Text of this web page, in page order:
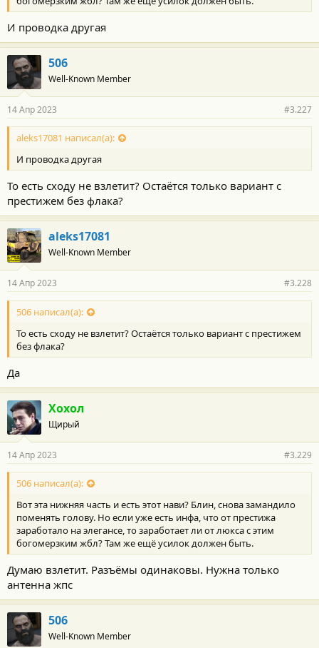
И проводка другая
506
Well-Known Member
14 Апр 2023 #3.227
aleks17081 написал(а):
И проводка другая
То есть сходу не взлетит? Остаётся только вариант с
престижем без флака?
aleks17081
Well-Known Member
14 Апр 2023 #3.228
506 написал(а):
То есть сходу не взлетит? Остаётся только вариант с престижем
без флака?
Да
Хохол
Щирый
14 Апр 2023 #3.229
506 написал(а):
Вот эта нижняя часть и есть этот нави? Блин, снова замандило
поменять голову. Но если уже есть инфа, что от престижа
заработало на элегансе, то заработает ли от люкса с этим
богомерзким жбл? Там же ещё усилок должен быть.
Думаю взлетит. Разъёмы одинаковы. Нужна только
антенна жпс
506
Well-Known Member